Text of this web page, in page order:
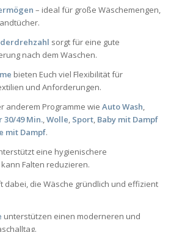
– ideal für große Wäschemengen,
sorgt für eine gute
nach dem Waschen.
bieten Euch viel Flexibilität für
und Anforderungen.
anderem Programme wie Auto Wash,
30/49 Min.,Wolle, Sport, Baby mit Dampf
mit Dampf.
eine hygienischere
Falten reduzieren.
dabei, die Wäsche gründlich und effizient
unterstützen einen moderneren und